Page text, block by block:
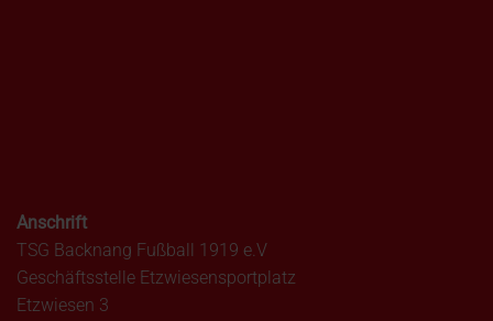
Anschrift
TSG Backnang Fußball 1919 e.V
Geschäftsstelle Etzwiesensportplatz
Etzwiesen 3